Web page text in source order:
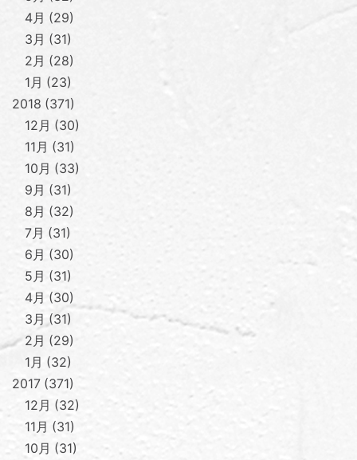
4月
29
3月
31
2月
28
1月
23
2018 371
12月
30
11月
31
10月
33
9月
31
8月
32
7月
31
6月
30
5月
31
4月
30
3月
31
2月
29
1月
32
2017 371
12月
32
11月
31
10月
31